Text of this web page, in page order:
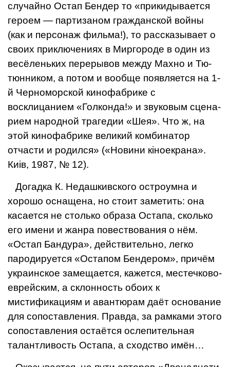
случайно Ос­тап Бендер то «прикидывается
героем — партизаном гражданской войны
(как и пер­сонаж фильма!), то рассказывает о
своих приключениях в Миргороде в один из
ве­сёленьких перерывов между Махно и Тю­
тюнником, а потом и вообще появляется на 1-
й Черноморской кинофабрике с
восклицанием «Голконда!» и звуковым сцена­
рием народной трагедии «Шея». Что ж, на
этой кинофабрике великий комбинатор
отчасти и родился» («Новини кiноекрана».
Киiв, 1987, № 12).
Догадка К. Недашкивского остроумна и
хорошо оснащена, но стоит заметить: она
касается не столько образа Остапа, сколь­ко
его имени и жанра повествования о нём.
«Остап Бандура», действительно, лег­ко
пародируется «Остапом Бендером», причём
украинское замещается, кажется, местечково-
еврейским, а склонность обо­их к
мистификациям и авантюрам даёт основание
для сопоставления. Правда, за рамками этого
сопоставления остаётся ослепительная
талантливость Остапа, а сходство имён…